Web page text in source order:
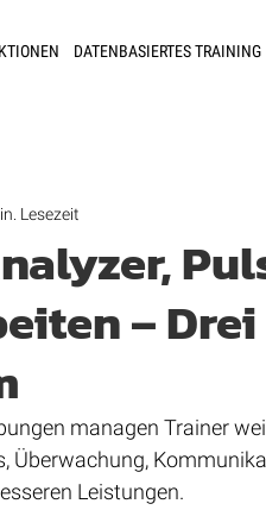
DATENBASIERTES TRAINING
–
Lesezeit
managen Trainer
Überwachung,
Leistungen.